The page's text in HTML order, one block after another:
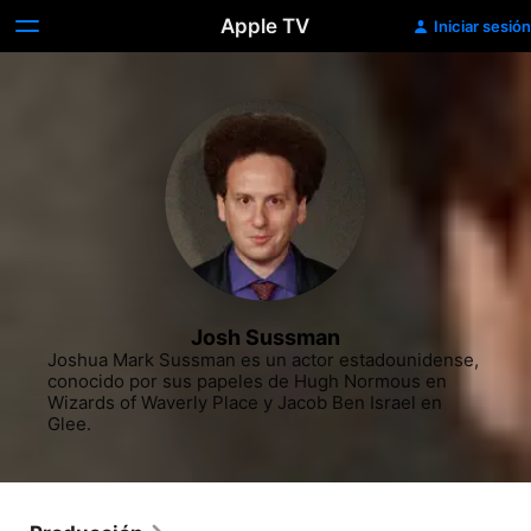
Apple TV Iniciar sesión
Josh Sussman
Joshua Mark Sussman es un actor estadounidense,
conocido por sus papeles de Hugh Normous en
Wizards of Waverly Place y Jacob Ben Israel en
Glee.